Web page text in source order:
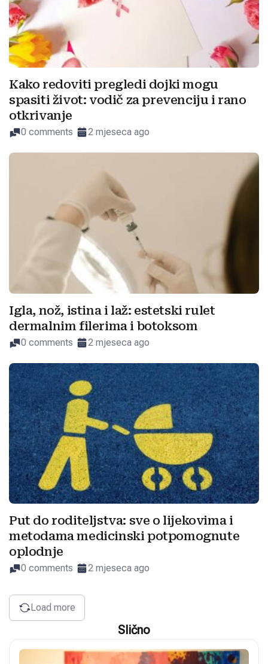
Kako redoviti pregledi dojki mogu
spasiti život: vodič za prevenciju i rano
otkrivanje
0 comments 2 mjeseca ago
Igla, nož, istina i laž: estetski rulet
dermalnim filerima i botoksom
0 comments 2 mjeseca ago
Put do roditeljstva: sve o lijekovima i
metodama medicinski potpomognute
oplodnje
0 comments 2 mjeseca ago
Load more
Slično